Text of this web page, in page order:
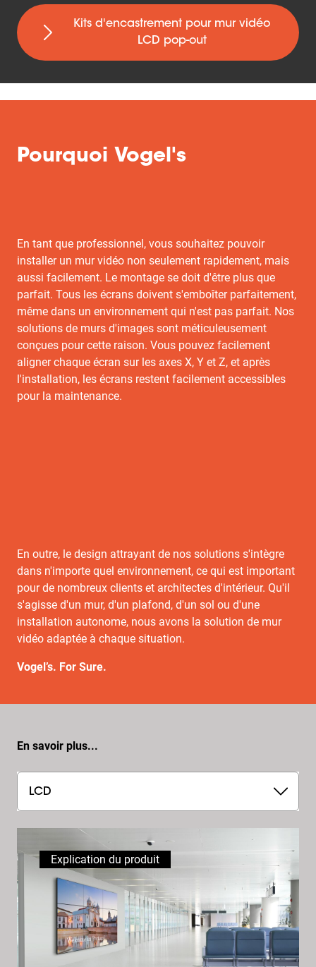
Kits d'encastrement pour mur vidéo
LCD pop-out
Pourquoi Vogel's
En tant que professionnel, vous souhaitez pouvoir
installer un mur vidéo non seulement rapidement, mais
aussi facilement. Le montage se doit d'être plus que
parfait. Tous les écrans doivent s'emboîter parfaitement,
même dans un environnement qui n'est pas parfait. Nos
solutions de murs d'images sont méticuleusement
conçues pour cette raison. Vous pouvez facilement
aligner chaque écran sur les axes X, Y et Z, et après
l'installation, les écrans restent facilement accessibles
pour la maintenance.
En outre, le design attrayant de nos solutions s'intègre
dans n'importe quel environnement, ce qui est important
pour de nombreux clients et architectes d'intérieur. Qu'il
s'agisse d'un mur, d'un plafond, d'un sol ou d'une
installation autonome, nous avons la solution de mur
vidéo adaptée à chaque situation.
Vogel’s. For Sure.
En savoir plus...
LCD
Explication du produit